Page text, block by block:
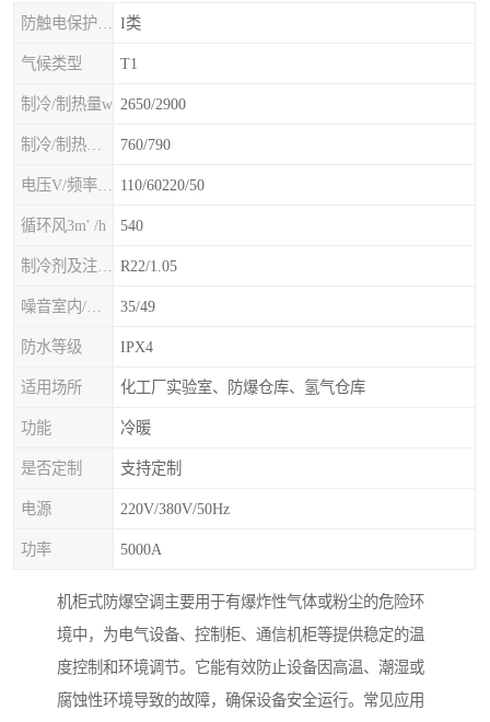
I类
气候类型 T1
制冷/制热量w 2650/2900
760/790
110/60220/50
循环风3m' /h 540
R22/1.05
35/49
防水等级 IPX4
适用场所 化工厂实验室、防爆仓库、氢气仓库
功能 冷暖
是否定制 支持定制
电源 220V/380V/50Hz
功率 5000A
机柜式防爆空调主要用于有爆炸性气体或粉尘的危险环
境中，为电气设备、控制柜、通信机柜等提供稳定的温
度控制和环境调节。它能有效防止设备因高温、潮湿或
腐蚀性环境导致的故障，确保设备安全运行。常见应用